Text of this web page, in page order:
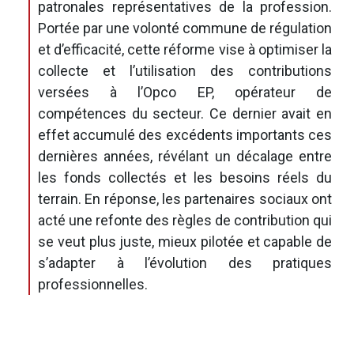
patronales représentatives de la profession.
Portée par une volonté commune de régulation
et d’efficacité, cette réforme vise à optimiser la
collecte et l’utilisation des contributions
versées à l’Opco EP, opérateur de
compétences du secteur. Ce dernier avait en
effet accumulé des excédents importants ces
dernières années, révélant un décalage entre
les fonds collectés et les besoins réels du
terrain. En réponse, les partenaires sociaux ont
acté une refonte des règles de contribution qui
se veut plus juste, mieux pilotée et capable de
s’adapter à l’évolution des pratiques
professionnelles.